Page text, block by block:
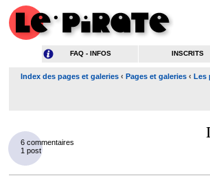
FAQ - INFOS INSCRITS
Index des pages et galeries ‹ Pages et galeries ‹ Les
6 commentaires
1 post